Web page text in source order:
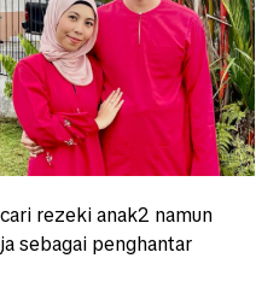
rezeki anak2 namun
sebagai penghantar